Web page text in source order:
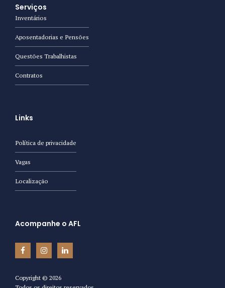
Serviços
Inventários
Aposentadorias e Pensões
Questões Trabalhistas
Contratos
Links
Política de privacidade
Vagas
Localização
Acompanhe o AFL
Copyright © 2026